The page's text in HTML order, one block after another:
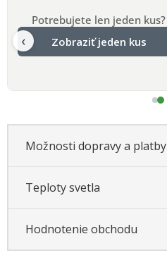
Potrebujete len jeden kus?
Zobraziť jeden kus
‹
Možnosti dopravy a platby
Teploty svetla
Hodnotenie obchodu